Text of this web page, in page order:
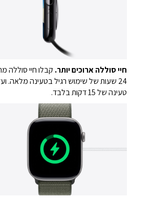
חיי סוללה ארוכים יותר. קבלו חיי סוללה
טעינה של 15 דקות בלבד.